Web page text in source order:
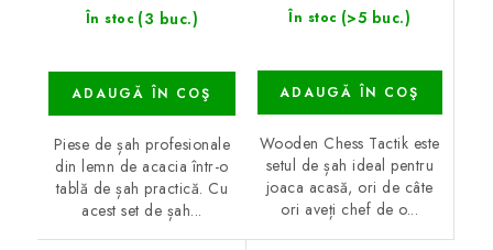
În stoc (3 buc.)
ADAUGĂ ÎN COŞ
Piese de șah profesionale
din lemn de acacia într-o
tablă de șah practică. Cu
acest set de șah...
În stoc (>5 buc.)
ADAUGĂ ÎN COŞ
Wooden Chess Tactik este
setul de șah ideal pentru
joaca acasă, ori de câte
ori aveți chef de o...